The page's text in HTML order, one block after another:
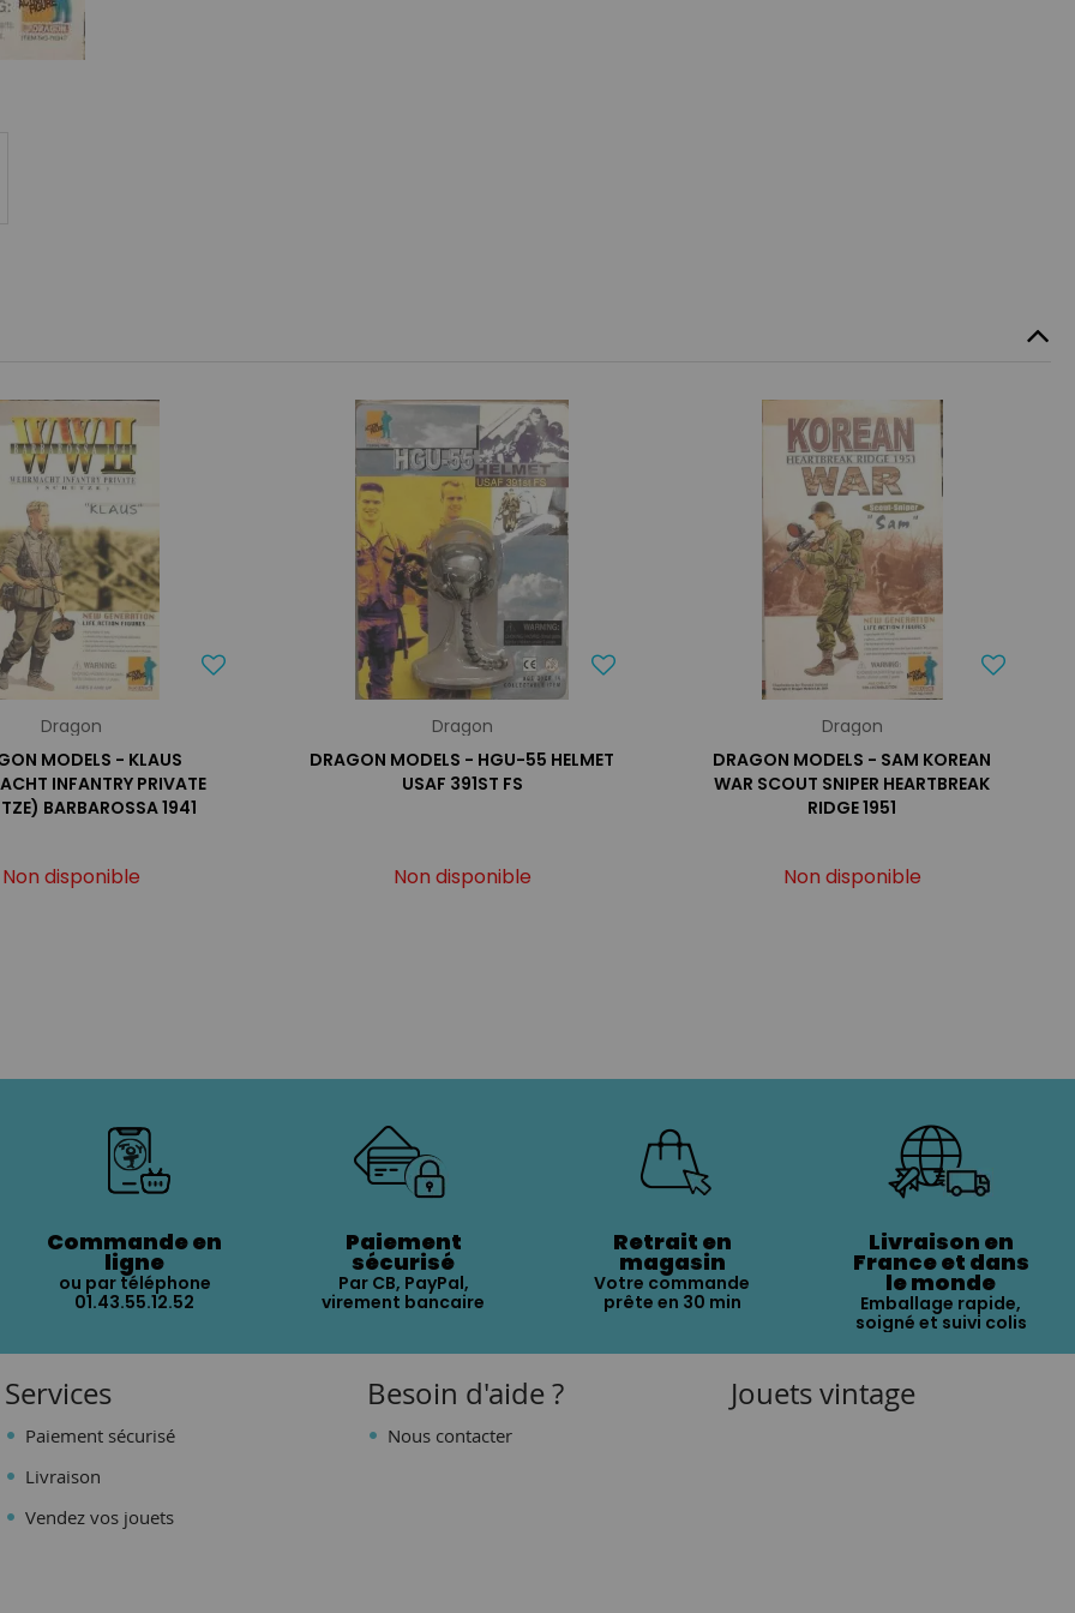
Dragon
MODELS - KLAUS
INFANTRY PRIVATE
BARBAROSSA 1941
Non disponible
Dragon
DRAGON MODELS - HGU-55 HELMET
USAF 391ST FS
Non disponible
Dragon
DRAGON MODELS - SAM KOREAN
WAR SCOUT SNIPER HEARTBREAK
RIDGE 1951
Non disponible
Commande en
ligne
ou par téléphone
01.43.55.12.52
Paiement
sécurisé
Par CB, PayPal,
virement bancaire
Retrait en
magasin
Votre commande
prête en 30 min
Livraison en
France et dans
le monde
Emballage rapide,
soigné et suivi colis
Services
Paiement sécurisé
Livraison
Vendez vos jouets
Besoin d'aide ?
Nous contacter
Jouets vintage